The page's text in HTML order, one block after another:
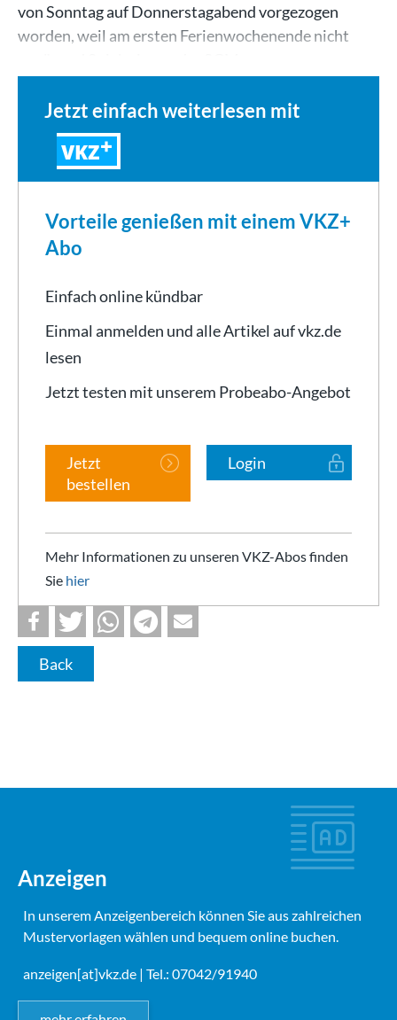
von Sonntag auf Donnerstagabend vorgezogen
worden, weil am ersten Ferienwochenende nicht
Jetzt einfach weiterlesen mit
VKZ
Vorteile genießen mit einem VKZ+
Abo
Einfach online kündbar
Einmal anmelden und alle Artikel auf vkz.de
lesen
Jetzt testen mit unserem Probeabo-Angebot
Jetzt
bestellen
Login
Mehr Informationen zu unseren VKZ-Abos finden
Sie hier
Back
Anzeigen
In unserem Anzeigenbereich können Sie aus zahlreichen
Mustervorlagen wählen und bequem online buchen.
anzeigen[at]vkz.de | Tel.: 07042/91940